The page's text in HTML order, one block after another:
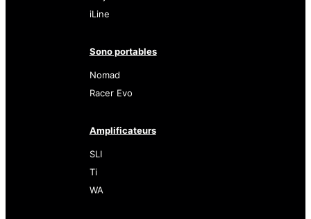
iLine
Sono portables
Nomad
Racer Evo
Amplificateurs
SLI
Ti
WA